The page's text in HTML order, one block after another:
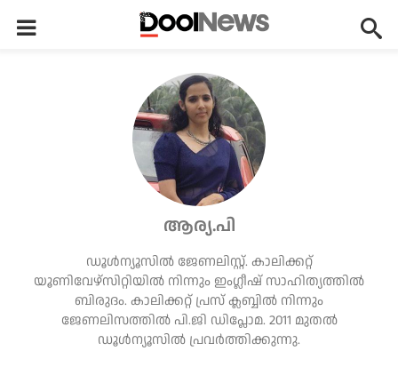
ആര്യ.പി
ഡൂള്‍ന്യൂസില്‍ ജേണലിസ്റ്റ്. കാലിക്കറ്റ്
യൂണിവേഴ്‌സിറ്റിയില്‍ നിന്നും ഇംഗ്ലീഷ് സാഹിത്യത്തില്‍
ബിരുദം. കാലിക്കറ്റ് പ്രസ് ക്ലബ്ബില്‍ നിന്നും
ജേണലിസത്തില്‍ പി.ജി ഡിപ്ലോമ. 2011 മുതല്‍
ഡൂള്‍ന്യൂസില്‍ പ്രവര്‍ത്തിക്കുന്നു.